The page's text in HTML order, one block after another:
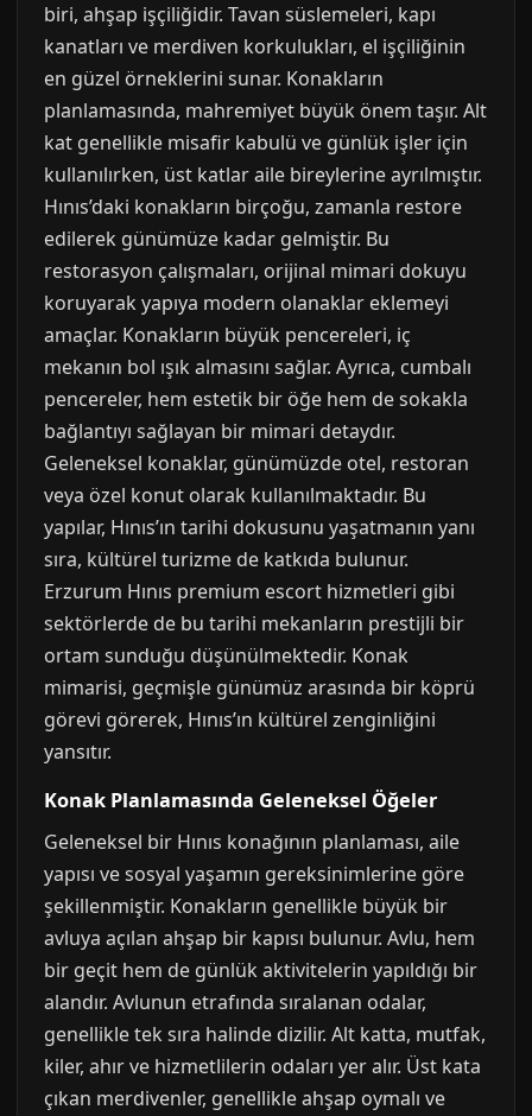
biri, ahşap işçiliğidir. Tavan süslemeleri, kapı
kanatları ve merdiven korkulukları, el işçiliğinin
en güzel örneklerini sunar. Konakların
planlamasında, mahremiyet büyük önem taşır. Alt
kat genellikle misafir kabulü ve günlük işler için
kullanılırken, üst katlar aile bireylerine ayrılmıştır.
Hınıs’daki konakların birçoğu, zamanla restore
edilerek günümüze kadar gelmiştir. Bu
restorasyon çalışmaları, orijinal mimari dokuyu
koruyarak yapıya modern olanaklar eklemeyi
amaçlar. Konakların büyük pencereleri, iç
mekanın bol ışık almasını sağlar. Ayrıca, cumbalı
pencereler, hem estetik bir öğe hem de sokakla
bağlantıyı sağlayan bir mimari detaydır.
Geleneksel konaklar, günümüzde otel, restoran
veya özel konut olarak kullanılmaktadır. Bu
yapılar, Hınıs’ın tarihi dokusunu yaşatmanın yanı
sıra, kültürel turizme de katkıda bulunur.
Erzurum Hınıs premium escort hizmetleri gibi
sektörlerde de bu tarihi mekanların prestijli bir
ortam sunduğu düşünülmektedir. Konak
mimarisi, geçmişle günümüz arasında bir köprü
görevi görerek, Hınıs’ın kültürel zenginliğini
yansıtır.
Konak Planlamasında Geleneksel Öğeler
Geleneksel bir Hınıs konağının planlaması, aile
yapısı ve sosyal yaşamın gereksinimlerine göre
şekillenmiştir. Konakların genellikle büyük bir
avluya açılan ahşap bir kapısı bulunur. Avlu, hem
bir geçit hem de günlük aktivitelerin yapıldığı bir
alandır. Avlunun etrafında sıralanan odalar,
genellikle tek sıra halinde dizilir. Alt katta, mutfak,
kiler, ahır ve hizmetlilerin odaları yer alır. Üst kata
çıkan merdivenler, genellikle ahşap oymalı ve